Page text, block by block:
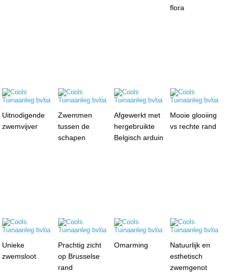
flora
Uitnodigende
zwemvijver
Zwemmen
tussen de
schapen
Afgewerkt met
hergebruikte
Belgisch arduin
Mooie glooiing
vs rechte rand
Unieke
zwemsloot
Prachtig zicht
op Brusselse
rand
Omarming
Natuurlijk en
esthetisch
zwemgenot